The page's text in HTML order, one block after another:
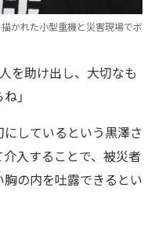
かれた小型重機と災害現場でボ
を助け出し、大切なも
」
しているという黒澤さ
入することで、被災者
の内を吐露できるとい